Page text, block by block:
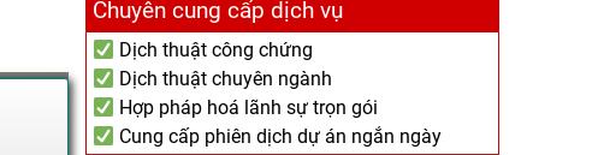
Chuyên cung cấp dịch vụ
Dịch thuật công chứng
Dịch thuật chuyên ngành
Hợp pháp hoá lãnh sự trọn gói
Cung cấp phiên dịch dự án ngắn ngày